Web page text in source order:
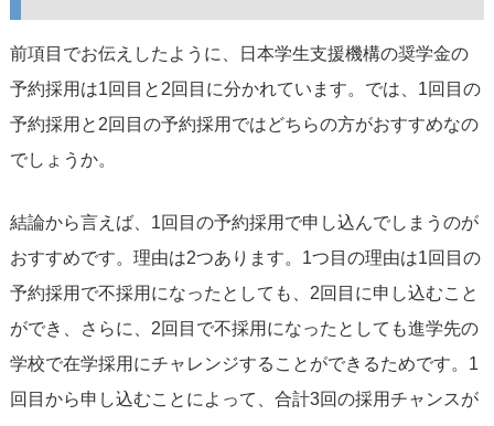
前項目でお伝えしたように、日本学生支援機構の奨学金の
予約採用は1回目と2回目に分かれています。では、1回目の
予約採用と2回目の予約採用ではどちらの方がおすすめなの
でしょうか。
結論から言えば、1回目の予約採用で申し込んでしまうのが
おすすめです。理由は2つあります。1つ目の理由は1回目の
予約採用で不採用になったとしても、2回目に申し込むこと
ができ、さらに、2回目で不採用になったとしても進学先の
学校で在学採用にチャレンジすることができるためです。1
回目から申し込むことによって、合計3回の採用チャンスが